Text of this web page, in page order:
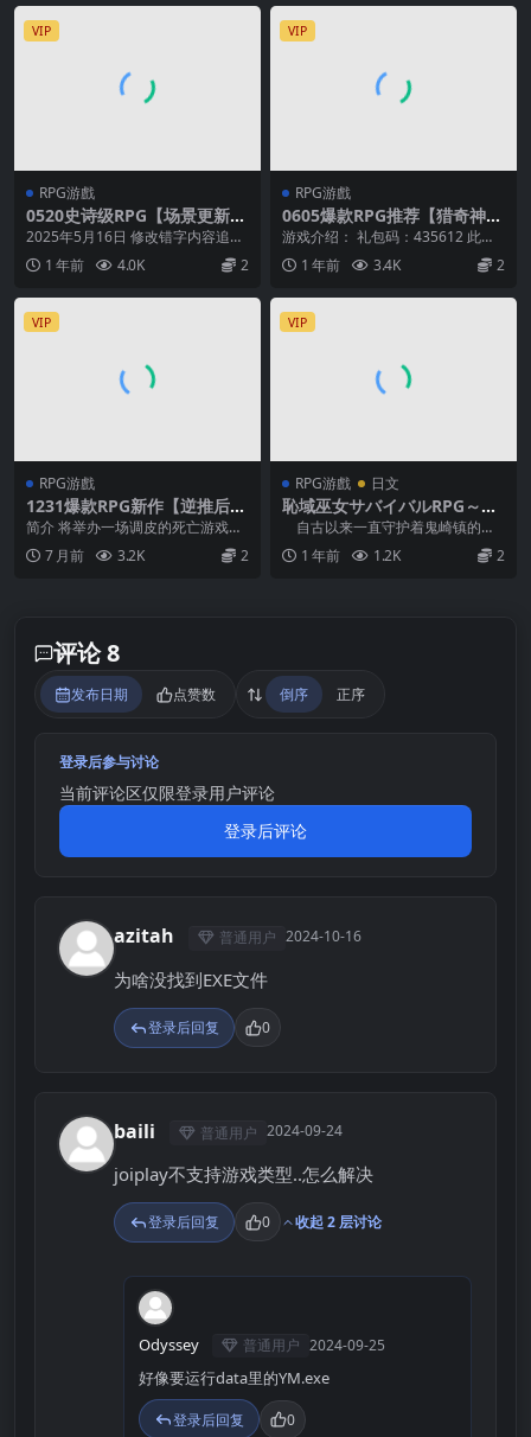
VIP
RPG游戲
0520史诗级RPG【场景更新】
妈妈们的命运 ママさんず オ
ブ デスティニー Ver1.20【AI
加载汉化】
2025年5月16日 修改错字内容追加
其他 v1.20 基本插画2幅和3个场景
已...1 年前 4.0K 2
VIP
RPG游戲
0605爆款RPG推荐【猎奇神
作】胸大无脑的巫术之歌 Ball
ad of Outstanding Bimbo S
orcery Ver0.12【中文汉化】
游戏介绍： 礼包码：435612 此游
戏相当重口，请勿饭后游玩 人分两
种：一种是...
1 年前 3.4K 2
VIP
RPG游戲
1231爆款RPG新作【逆推后
宫】印岚花~淫魔VS天使VS正
太~ インランカンパ～淫魔VS
天使VSショタ【AI加载汉化】
简介 将举办一场调皮的死亡游戏！
性死亡游戏开始！ 在这个无法逃脱
的岛上，翔太不...
7 月前 3.2K 2
VIP
RPG游戲 日文
恥域巫女サバイバルRPG～も
りりん神社の巫女日和～
自古以来一直守护着鬼崎镇的小
神社… 森林...
1 年前 1.2K 2
评论 8
发布日期 点赞数 倒序 正序
登录后参与讨论
当前评论区仅限登录用户评论
登录后评论
A azitah 普通用户 2024-10-16
为啥没找到EXE文件
登录后回复 0
B baili 普通用户 2024-09-24
joiplay不支持游戏类型..怎么解决
登录后回复 0 收起 2 层讨论
O
Odyssey 普通用户 2024-09-25
好像要运行data里的YM.exe
登录后回复 0